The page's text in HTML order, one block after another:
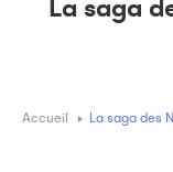
La saga
Accueil La saga des